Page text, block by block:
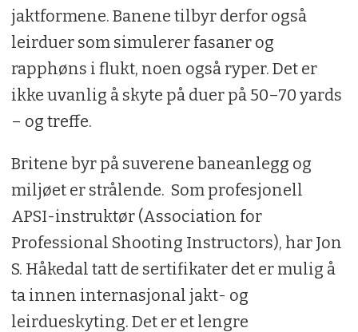
jaktformene. Banene tilbyr derfor også
leirduer som simulerer fasaner og
rapphøns i flukt, noen også ryper. Det er
ikke uvanlig å skyte på duer på 50–70 yards
– og treffe.
Britene byr på suverene baneanlegg og
miljøet er strålende. Som profesjonell
APSI-instruktør (Association for
Professional Shooting Instructors), har Jon
S. Håkedal tatt de sertifikater det er mulig å
ta innen internasjonal jakt- og
leirdueskyting. Det er et lengre